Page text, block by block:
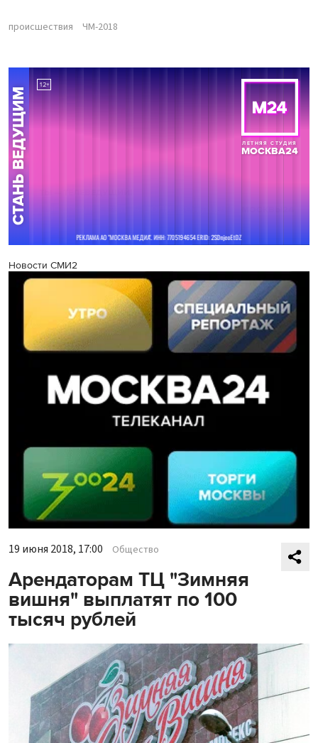
происшествия ЧМ-2018
Новости СМИ2
19 июня 2018, 17:00 Общество
Арендаторам ТЦ "Зимняя
вишня" выплатят по 100
тысяч рублей